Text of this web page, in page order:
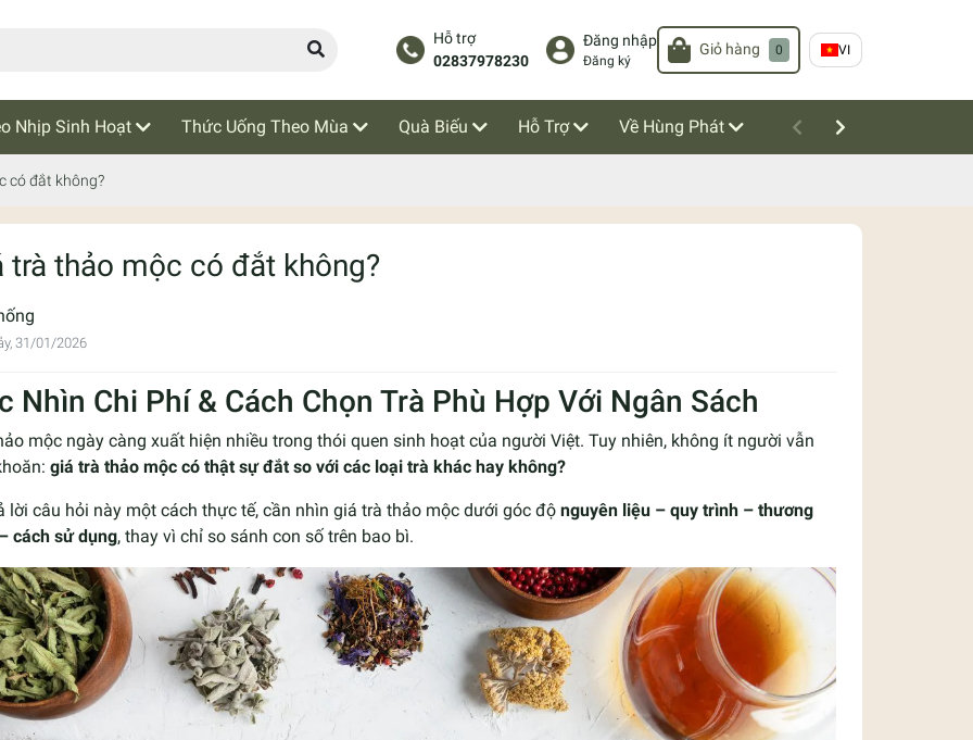
Hỗ trợ
02837978230
Đăng nhập
Đăng ký
Giỏ hàng 0 VI
Nhịp Sinh Hoạt Thức Uống Theo Mùa Quà Biếu Hỗ Trợ Về Hùng Phát
có đắt không?
trà thảo mộc có đắt không?
31/01/2026
Nhìn Chi Phí & Cách Chọn Trà Phù Hợp Với Ngân Sách
mộc ngày càng xuất hiện nhiều trong thói quen sinh hoạt của người Việt. Tuy nhiên, không ít người vẫn
giá trà thảo mộc có thật sự đắt so với các loại trà khác hay không?
lời câu hỏi này một cách thực tế, cần nhìn giá trà thảo mộc dưới góc độ nguyên liệu – quy trình – thương
cách sử dụng, thay vì chỉ so sánh con số trên bao bì.